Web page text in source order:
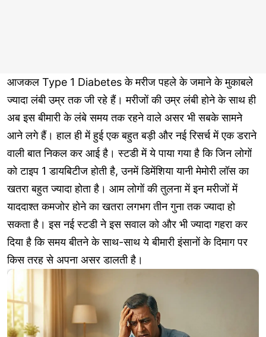
आजकल Type 1 Diabetes के मरीज पहले के जमाने के मुकाबले
ज्यादा लंबी उम्र तक जी रहे हैं। मरीजों की उम्र लंबी होने के साथ ही
अब इस बीमारी के लंबे समय तक रहने वाले असर भी सबके सामने
आने लगे हैं। हाल ही में हुई एक बहुत बड़ी और नई रिसर्च में एक डराने
वाली बात निकल कर आई है। स्टडी में ये पाया गया है कि जिन लोगों
को टाइप 1 डायबिटीज होती है, उनमें डिमेंशिया यानी मेमोरी लॉस का
खतरा बहुत ज्यादा होता है। आम लोगों की तुलना में इन मरीजों में
याददाश्त कमजोर होने का खतरा लगभग तीन गुना तक ज्यादा हो
सकता है। इस नई स्टडी ने इस सवाल को और भी ज्यादा गहरा कर
दिया है कि समय बीतने के साथ-साथ ये बीमारी इंसानों के दिमाग पर
किस तरह से अपना असर डालती है।